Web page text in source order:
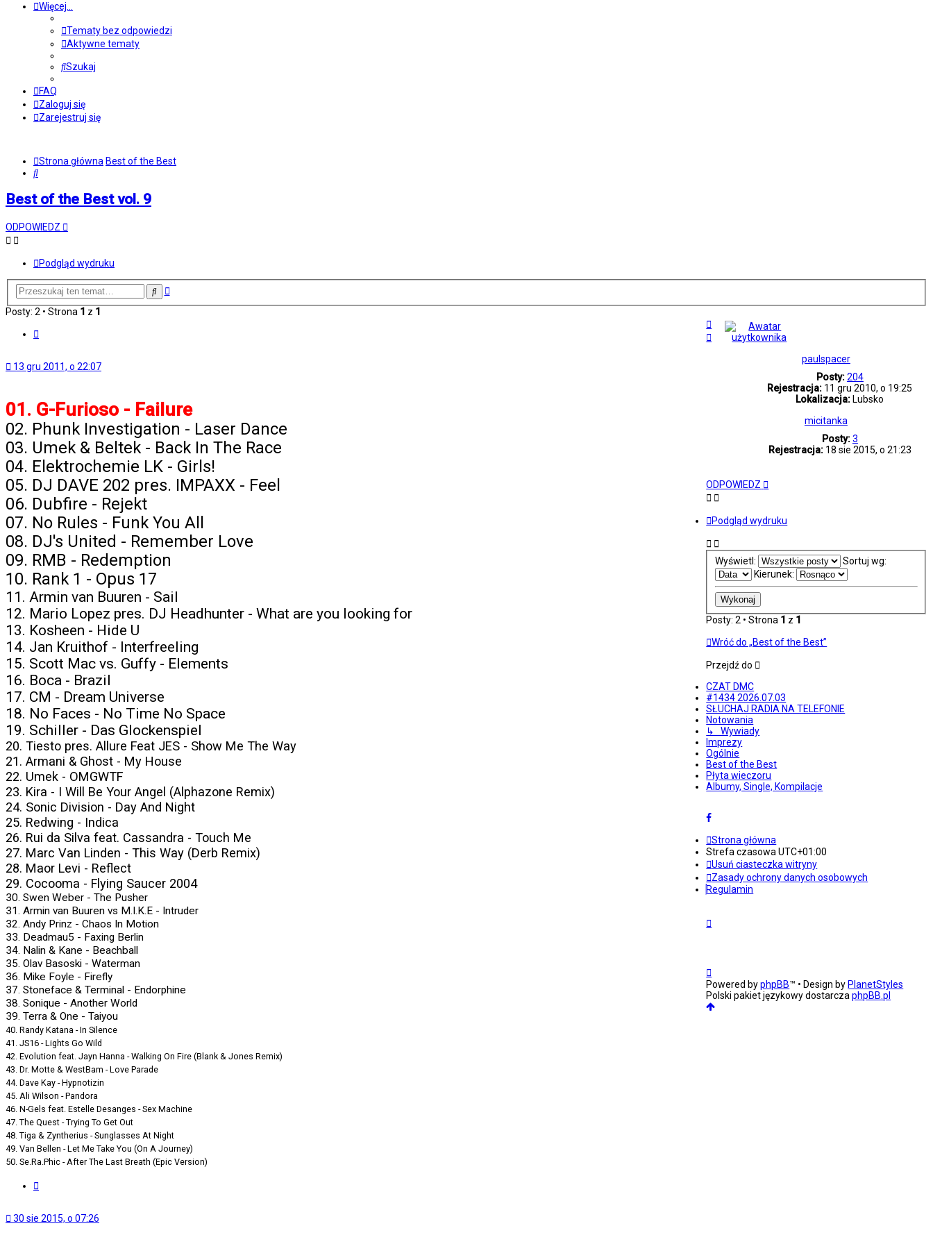
Więcej…
Tematy bez odpowiedzi
Aktywne tematy
Szukaj
FAQ
Zaloguj się
Zarejestruj się
Strona główna Best of the Best
Szukaj
Best of the Best vol. 9
ODPOWIEDZ
Podgląd wydruku
SzukajWyszukiwanie
Posty: 2 • Strona 1 z 1
paulspacer
Posty:204
Rejestracja: 11 gru 2010, o 19:25
Lokalizacja: Lubsko
13 gru 2011, o 22:07
01. G-Furioso - Failure
02. Phunk Investigation - Laser Dance
03. Umek & Beltek - Back In The Race
04. Elektrochemie LK - Girls!
05. DJ DAVE 202 pres. IMPAXX - Feel
06. Dubfire - Rejekt
07. No Rules - Funk You All
08. DJ's United - Remember Love
09. RMB - Redemption
10. Rank 1 - Opus 17
11. Armin van Buuren - Sail
12. Mario Lopez pres. DJ Headhunter - What are you looking for
13. Kosheen - Hide U
14. Jan Kruithof - Interfreeling
15. Scott Mac vs. Guffy - Elements
16. Boca - Brazil
17. CM - Dream Universe
18. No Faces - No Time No Space
19. Schiller - Das Glockenspiel
20. Tiesto pres. Allure Feat JES - Show Me The Way
21. Armani & Ghost - My House
22. Umek - OMGWTF
23. Kira - I Will Be Your Angel (Alphazone Remix)
24. Sonic Division - Day And Night
25. Redwing - Indica
26. Rui da Silva feat. Cassandra - Touch Me
27. Marc Van Linden - This Way (Derb Remix)
28. Maor Levi - Reflect
29. Cocooma - Flying Saucer 2004
30. Swen Weber - The Pusher
31. Armin van Buuren vs M.I.K.E - Intruder
32. Andy Prinz - Chaos In Motion
33. Deadmau5 - Faxing Berlin
34. Nalin & Kane - Beachball
35. Olav Basoski - Waterman
36. Mike Foyle - Firefly
37. Stoneface & Terminal - Endorphine
38. Sonique - Another World
39. Terra & One - Taiyou
40. Randy Katana - In Silence
41. JS16 - Lights Go Wild
42. Evolution feat. Jayn Hanna - Walking On Fire (Blank & Jones Remix)
43. Dr. Motte & WestBam - Love Parade
44. Dave Kay - Hypnotizin
45. Ali Wilson - Pandora
46. N-Gels feat. Estelle Desanges - Sex Machine
47. The Quest - Trying To Get Out
48. Tiga & Zyntherius - Sunglasses At Night
49. Van Bellen - Let Me Take You (On A Journey)
50. Se.Ra.Phic - After The Last Breath (Epic Version)
górę
micitanka
Posty:3
Rejestracja:18 sie 2015, o 21:23
30 sie 2015, o 07:26
ODPOWIEDZ
Podgląd wydruku
Wyświetl:
Sortuj wg:
Kierunek:
Posty: 2 • Strona 1 z 1
Wróć do „Best of the Best”
Przejdź do
CZAT DMC
#1434 2026.07.03
SŁUCHAJ RADIA NA TELEFONIE
Notowania
↳ Wywiady
Imprezy
Ogólnie
Best of the Best
Płyta wieczoru
Albumy, Single, Kompilacje
Strona główna
Strefa czasowaUTC+01:00
Usuń ciasteczka witryny
Zasady ochrony danych osobowych
Regulamin
Powered byphpBB™ • Design by PlanetStyles
Polski pakiet językowy dostarczaphpBB.pl